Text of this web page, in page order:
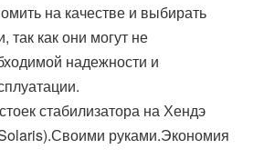
на качестве и выбирать
как они могут не
надежности и
стабилизатора на Хендэ
руками.Экономия